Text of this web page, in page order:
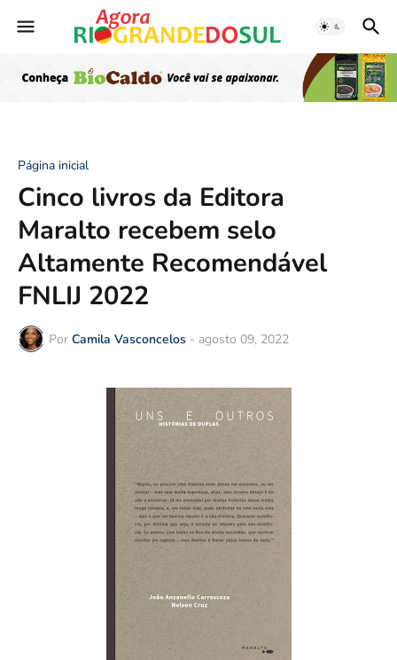
Página inicial
Cinco livros da Editora
Maralto recebem selo
Altamente Recomendável
FNLIJ 2022
Por Camila Vasconcelos - agosto 09, 2022